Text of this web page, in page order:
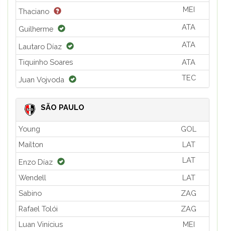
Thaciano MEI
Guilherme ATA
Lautaro Díaz ATA
Tiquinho Soares ATA
Juan Vojvoda TEC
SÃO PAULO
Young
GOL
Maílton
LAT
Enzo Díaz LAT
Wendell
LAT
Sabino
ZAG
Rafael Tolói
ZAG
Luan Vinícius
MEI